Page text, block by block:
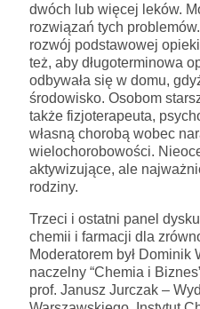
dwóch lub więcej leków.
rozwiązań tych
rozwój podstawowej
też, aby długoterminowa
odbywała się w domu,
środowisko. Osobom
także fizjoterapeuta,
własną chorobą wobec
wielochorobowości.
aktywizujące, ale
rodziny.
Trzeci i ostatni panel
chemii i farmacji dla
Moderatorem był Dominik
naczelny “Chemia i
prof. Janusz Jurczak –